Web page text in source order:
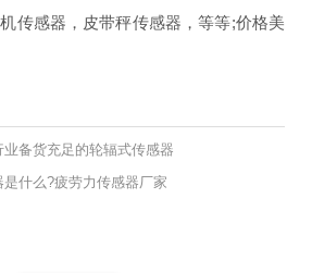
传感器，皮带秤传感器，等等;价格美
备货充足的轮辐式传感器
什么?疲劳力传感器厂家